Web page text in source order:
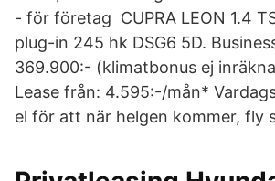
- för företag CUPRA LEON 1.4
plug-in 245 hk DSG6 5D.
369.900:- (klimatbonus ej
Lease från: 4.595:-/mån*
el för att när helgen kommer, fly